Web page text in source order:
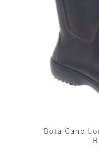
Bota Cano